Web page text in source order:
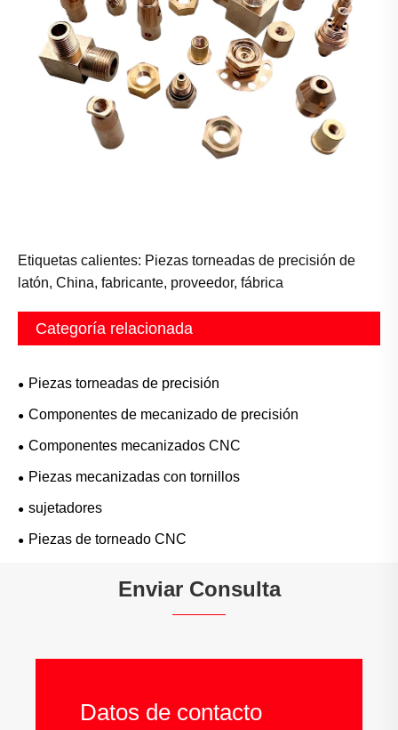
Etiquetas calientes: Piezas torneadas de precisión de
latón, China, fabricante, proveedor, fábrica
Categoría relacionada
Piezas torneadas de precisión
Componentes de mecanizado de precisión
Componentes mecanizados CNC
Piezas mecanizadas con tornillos
sujetadores
Piezas de torneado CNC
Enviar Consulta
Datos de contacto